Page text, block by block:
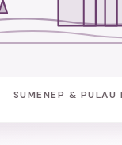
SUMENEP & PULAU